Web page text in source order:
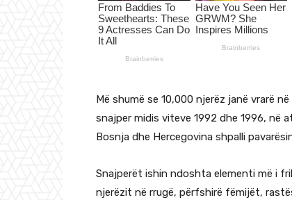
Më shumë se 10,000 njerëz janë vrarë
snajper midis viteve 1992 dhe 1996, në
Bosnja dhe Hercegovina shpalli
Snajperët ishin ndoshta elementi më i
njerëzit në rrugë, përfshirë fëmijët,